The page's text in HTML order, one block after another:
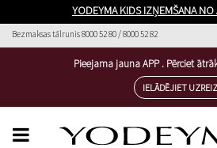
YODEYMA KIDS IZŅEMŠANA
Bezmaksas tālrunis 8000 52 80 / 8000 52 82
Pieejama jauna APP . Pērciet
IELĀDĒJIET